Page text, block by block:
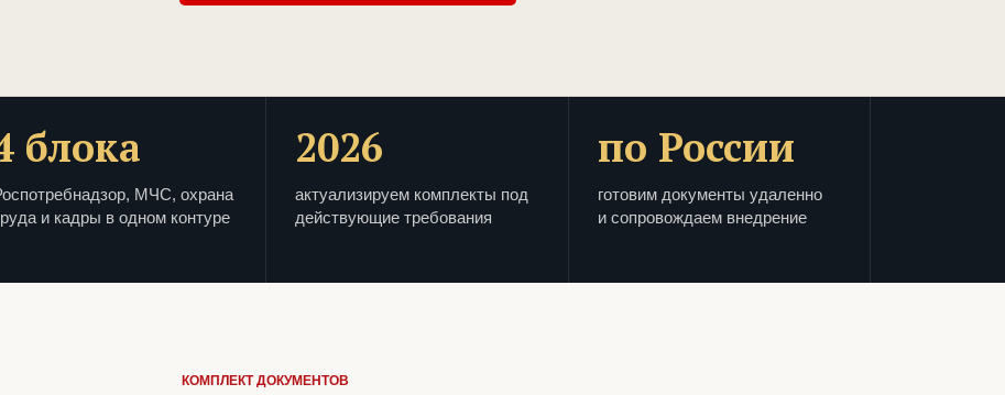
блока
МЧС, охрана
и кадры в одном контуре
2026
актуализируем комплекты под
действующие требования
по России
готовим документы удаленно
и сопровождаем внедрение
КОМПЛЕКТ ДОКУМЕНТОВ